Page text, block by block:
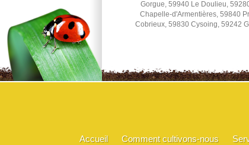
Gorgue, 59940 Le Doulieu,
Chapelle-d'Armentières, 59840
Cobrieux, 59830 Cysoing, 59242
Accueil Comment cultivons-nous